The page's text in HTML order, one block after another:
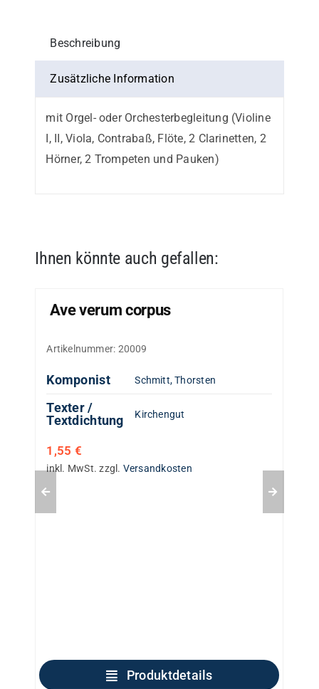
Beschreibung
Zusätzliche Information
mit Orgel- oder Orchesterbegleitung (Violine
I, II, Viola, Contrabaß, Flöte, 2 Clarinetten, 2
Hörner, 2 Trompeten und Pauken)
Ihnen könnte auch gefallen:
Ave verum corpus
Artikelnummer: 20009
Komponist Schmitt, Thorsten
Texter /
Textdichtung
Kirchengut
1,55 €
inkl. MwSt. zzgl. Versandkosten
Produktdetails